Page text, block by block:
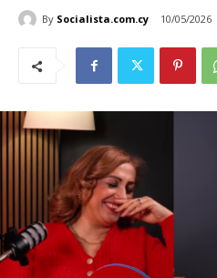
By Socialista.com.cy 10/05/2026